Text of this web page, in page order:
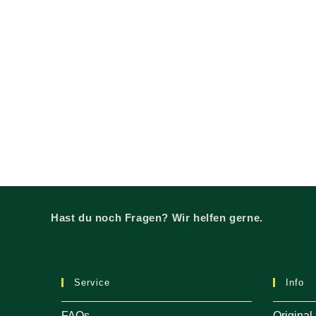
Hast du noch Fragen? Wir helfen gerne.
Service Info